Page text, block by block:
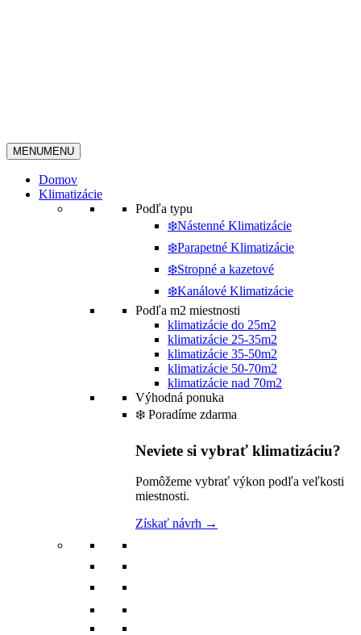
MENUMENU
Domov
Klimatizácie
Podľa typu
❄️Nástenné Klimatizácie
❄️Parapetné Klimatizácie
❄️Stropné a kazetové
❄️Kanálové Klimatizácie
Podľa m2 miestnosti
klimatizácie do 25m2
klimatizácie 25-35m2
klimatizácie 35-50m2
klimatizácie 50-70m2
klimatizácie nad 70m2
Výhodná ponuka
❄️ Poradíme zdarma
Neviete si vybrať klimatizáciu?
Pomôžeme vybrať výkon podľa veľkosti
miestnosti.
Získať návrh →